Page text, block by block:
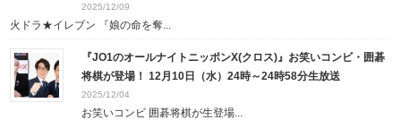
2025/12/09
火ドラ★イレブン 『娘の命を奪...
『JO1のオールナイトニッポンX(クロス)』お笑いコンビ・囲碁
将棋が登場！ 12月10日（水）24時～24時58分生放送
2025/12/04
お笑いコンビ 囲碁将棋が生登場...